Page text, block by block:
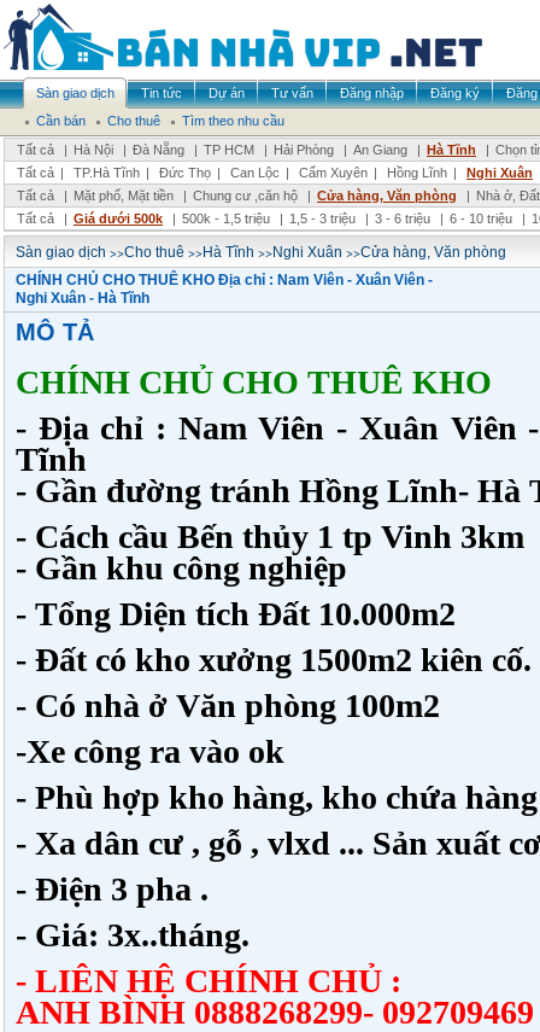
Sàn giao dịch Tin tức Dự án Tư vấn Đăng nhập Đăng ký
Đăng
Cần bán
Cho thuê
Tìm theo nhu cầu
Tất cả
| Hà Nội | Đà Nẵng | TP HCM | Hải Phòng | An Giang | Hà Tĩnh | Chọn
Tất cả | TP.Hà Tĩnh | Đức Thọ | Can Lộc | Cẩm Xuyên | Hồng Lĩnh | Nghi Xuân
Tất cả
| Mặt phố, Mặt tiền | Chung cư ,căn hộ | Cửa hàng, Văn phòng | Nhà ở,
Tất cả
| Giá dưới 500k | 500k - 1,5 triệu | 1,5 - 3 triệu | 3 - 6 triệu | 6 - 10 triệu |
Sàn giao dịch >>Cho thuê >>Hà Tĩnh >>Nghi Xuân >>Cửa hàng, Văn phòng
CHÍNH CHỦ CHO THUÊ KHO Địa chỉ : Nam Viên - Xuân Viên -
Nghi Xuân - Hà Tĩnh
MÔ TẢ
CHÍNH CHỦ CHO THUÊ KHO
- Địa chỉ : Nam Viên - Xuân Viên
Tĩnh
- Gần đường tránh Hồng Lĩnh- Hà
- Cách cầu Bến thủy 1 tp Vinh 3km
- Gần khu công nghiệp
- Tổng Diện tích Đất 10.000m2
- Đất có kho xưởng 1500m2 kiên cố.
- Có nhà ở Văn phòng 100m2
-Xe công ra vào ok
- Phù hợp kho hàng, kho chứa
- Xa dân cư , gỗ , vlxd ... Sản xuất
- Điện 3 pha .
- Giá: 3x..tháng.
- LIÊN HỆ CHÍNH CHỦ :
ANH BÌNH 0888268299- 092709469